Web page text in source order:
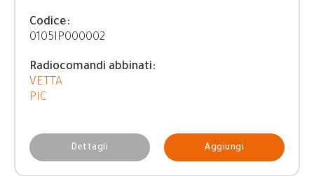
Codice:
0105IP000002
Radiocomandi abbinati:
VETTA
PIC
Dettagli Aggiungi